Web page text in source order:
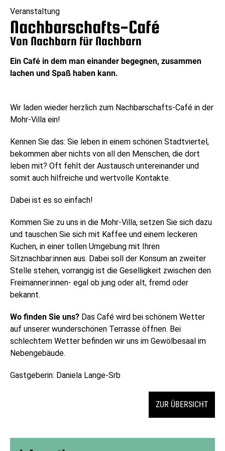
Veranstaltung
Nachbarschafts-Café
Von Nachbarn für Nachbarn
Ein Café in dem man einander begegnen, zusammen
lachen und Spaß haben kann.
Wir laden wieder herzlich zum Nachbarschafts-Café in der
Mohr-Villa ein!
Kennen Sie das: Sie leben in einem schönen Stadtviertel,
bekommen aber nichts von all den Menschen, die dort
leben mit? Oft fehlt der Austausch untereinander und
somit auch hilfreiche und wertvolle Kontakte.
Dabei ist es so einfach!
Kommen Sie zu uns in die Mohr-Villa, setzen Sie sich dazu
und tauschen Sie sich mit Kaffee und einem leckeren
Kuchen, in einer tollen Umgebung mit Ihren
Sitznachbar:innen aus. Dabei soll der Konsum an zweiter
Stelle stehen, vorrangig ist die Geselligkeit zwischen den
Freimanner:innen- egal ob jung oder alt, fremd oder
bekannt.
Wo finden Sie uns? Das Café wird bei schönem Wetter
auf unserer wunderschönen Terrasse öffnen. Bei
schlechtem Wetter befinden wir uns im Gewölbesaal im
Nebengebäude.
Gastgeberin: Daniela Lange-Srb
ZUR ÜBERSICHT